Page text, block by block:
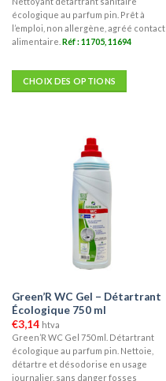
€4,01
à
€11,98
écologique au parfum pin. Prêt à
l’emploi, non allergène, agréé contact
alimentaire. Réf : 11705, 11694
CHOIX DES OPTIONS
page
du
produit
Green’R WC Gel – Détartrant
Écologique 750 ml
€3,14 htva
Green’R WC Gel 750 ml. Détartrant
écologique au parfum pin. Nettoie,
détartre et désodorise en usage
journalier, sans danger fosses